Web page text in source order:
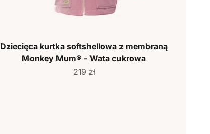
Dziecięca kurtka softshellowa z membraną
Monkey Mum® - Wata cukrowa
Cena sprzedaży
219 zł